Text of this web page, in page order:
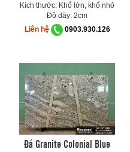
Kích thước: Khổ lớn, khổ nhỏ
Độ dày: 2cm
Liên hệ
0903.930.126
Đá Granite Colonial Blue